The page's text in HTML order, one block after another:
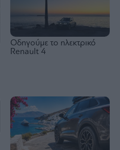
Οδηγούμε το ηλεκτρικό
Renault 4